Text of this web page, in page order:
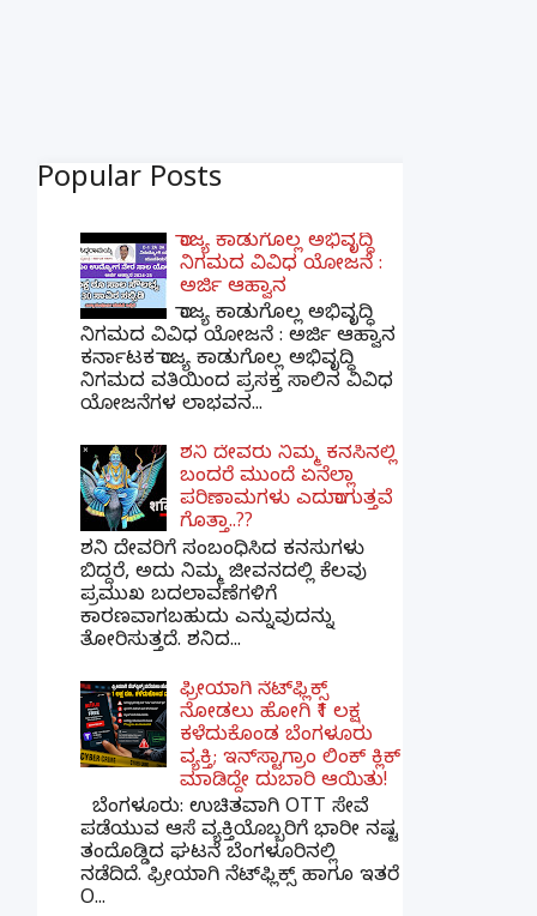
Popular Posts
ರಾಜ್ಯ ಕಾಡುಗೊಲ್ಲ ಅಭಿವೃದ್ಧಿ
ನಿಗಮದ ವಿವಿಧ ಯೋಜನೆ :
ಅರ್ಜಿ ಆಹ್ವಾನ
ರಾಜ್ಯ ಕಾಡುಗೊಲ್ಲ ಅಭಿವೃದ್ಧಿ
ನಿಗಮದ ವಿವಿಧ ಯೋಜನೆ : ಅರ್ಜಿ ಆಹ್ವಾನ
ಕರ್ನಾಟಕ ರಾಜ್ಯ ಕಾಡುಗೊಲ್ಲ ಅಭಿವೃದ್ಧಿ
ನಿಗಮದ ವತಿಯಿಂದ ಪ್ರಸಕ್ತ ಸಾಲಿನ ವಿವಿಧ
ಯೋಜನೆಗಳ ಲಾಭವನ...
ಶನಿ ದೇವರು ನಿಮ್ಮ ಕನಸಿನಲ್ಲಿ
ಬಂದರೆ ಮುಂದೆ ಏನೆಲ್ಲಾ
ಪರಿಣಾಮಗಳು ಎದುರಾಗುತ್ತವೆ
ಗೊತ್ತಾ..??
ಶನಿ ದೇವರಿಗೆ ಸಂಬಂಧಿಸಿದ ಕನಸುಗಳು
ಬಿದ್ದರೆ, ಅದು ನಿಮ್ಮ ಜೀವನದಲ್ಲಿ ಕೆಲವು
ಪ್ರಮುಖ ಬದಲಾವಣೆಗಳಿಗೆ
ಕಾರಣವಾಗಬಹುದು ಎನ್ನುವುದನ್ನು
ತೋರಿಸುತ್ತದೆ. ಶನಿದ...
ಫ್ರೀಯಾಗಿ ನೆಟ್‌ಫ್ಲಿಕ್ಸ್
ನೋಡಲು ಹೋಗಿ ₹1 ಲಕ್ಷ
ಕಳೆದುಕೊಂಡ ಬೆಂಗಳೂರು
ವ್ಯಕ್ತಿ; ಇನ್‌ಸ್ಟಾಗ್ರಾಂ ಲಿಂಕ್ ಕ್ಲಿಕ್
ಮಾಡಿದ್ದೇ ದುಬಾರಿ ಆಯಿತು!
ಬೆಂಗಳೂರು: ಉಚಿತವಾಗಿ OTT ಸೇವೆ
ಪಡೆಯುವ ಆಸೆ ವ್ಯಕ್ತಿಯೊಬ್ಬರಿಗೆ ಭಾರೀ ನಷ್ಟ
ತಂದೊಡ್ಡಿದ ಘಟನೆ ಬೆಂಗಳೂರಿನಲ್ಲಿ
ನಡೆದಿದೆ. ಫ್ರೀಯಾಗಿ ನೆಟ್‌ಫ್ಲಿಕ್ಸ್ ಹಾಗೂ ಇತರೆ
O...